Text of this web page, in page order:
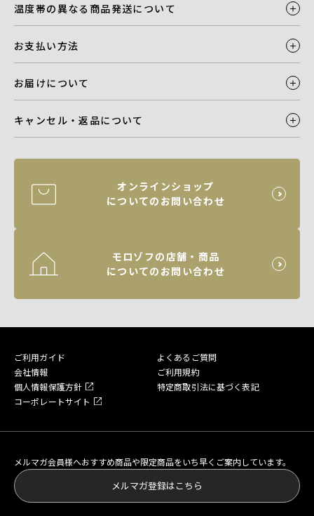
温度帯の異なる商品発送について
お支払い方法
お届けについて
キャンセル・返品について
オンラインショップ
についてのお問い合わせ
モロゾフの店舗・商品
についてのお問い合わせ
ご利用ガイド
よくあるご質問
会社情報
ご利用規約
個人情報保護方針
特定商取引法に基づく表記
コーポレートサイト
メルマガ会員様へおすすめ商品や限定商品をいち早くご案内しています。
メルマガ登録はこちら